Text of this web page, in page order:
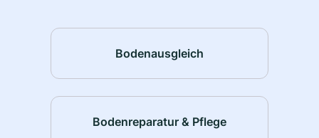
Bodenausgleich
Bodenreparatur & Pflege